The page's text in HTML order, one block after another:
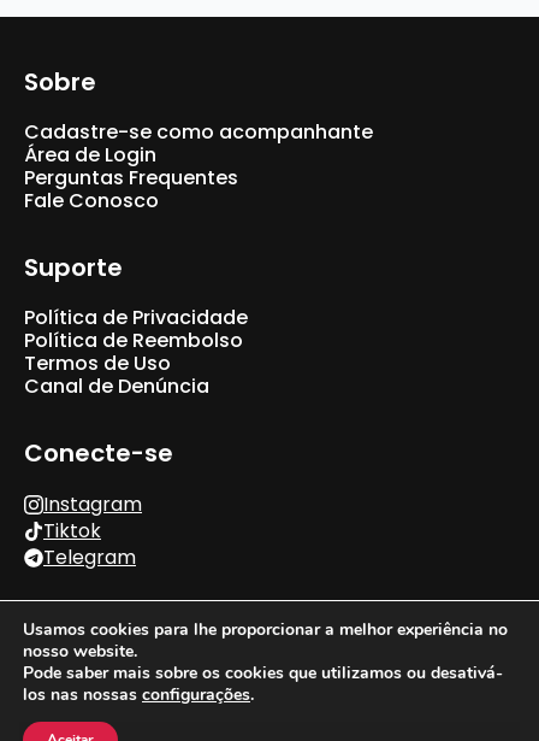
Sobre
Cadastre-se como acompanhante
Área de Login
Perguntas Frequentes
Fale Conosco
Suporte
Política de Privacidade
Política de Reembolso
Termos de Uso
Canal de Denúncia
Conecte-se
Instagram
Tiktok
Telegram
Usamos cookies para lhe proporcionar a melhor experiência no
nosso website.
Pode saber mais sobre os cookies que utilizamos ou desativá-
los nas nossas configurações.